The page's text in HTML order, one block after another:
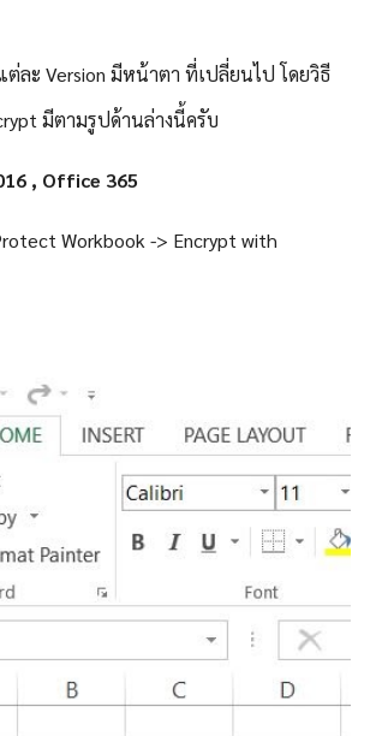
ต่ละ Version มีหน้าตา ที่เปลี่ยนไป โดยวิธี
มีตามรูปด้านล่างนี้ครับ
, Office 365
Workbook -> Encrypt with